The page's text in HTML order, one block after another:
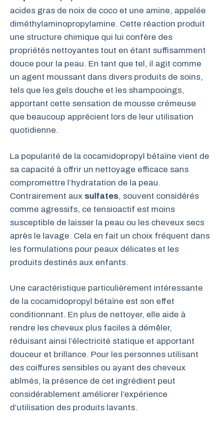
acides gras de noix de coco et une amine, appelée
diméthylaminopropylamine. Cette réaction produit
une structure chimique qui lui confère des
propriétés nettoyantes tout en étant suffisamment
douce pour la peau. En tant que tel, il agit comme
un agent moussant dans divers produits de soins,
tels que les gels douche et les shampooings,
apportant cette sensation de mousse crémeuse
que beaucoup apprécient lors de leur utilisation
quotidienne.
La popularité de la cocamidopropyl bétaïne vient de
sa capacité à offrir un nettoyage efficace sans
compromettre l’hydratation de la peau.
Contrairement aux sulfates, souvent considérés
comme agressifs, ce tensioactif est moins
susceptible de laisser la peau ou les cheveux secs
après le lavage. Cela en fait un choix fréquent dans
les formulations pour peaux délicates et les
produits destinés aux enfants.
Une caractéristique particulièrement intéressante
de la cocamidopropyl bétaïne est son effet
conditionnant. En plus de nettoyer, elle aide à
rendre les cheveux plus faciles à démêler,
réduisant ainsi l’électricité statique et apportant
douceur et brillance. Pour les personnes utilisant
des coiffures sensibles ou ayant des cheveux
abîmés, la présence de cet ingrédient peut
considérablement améliorer l’expérience
d’utilisation des produits lavants.